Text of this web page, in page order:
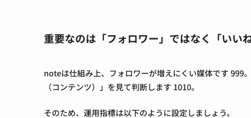
重要なのは「フォロワー」ではなく「いいね
noteは仕組み上、フォロワーが増えにくい媒体です 999
（コンテンツ）」を見て判断します 1010。
そのため、運用指標は以下のように設定しましょう。